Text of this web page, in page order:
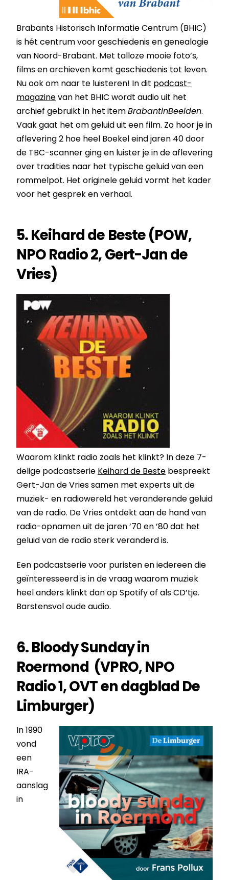
Brabants Historisch Informatie Centrum (BHIC)
is hét centrum voor geschiedenis en genealogie
van Noord-Brabant. Met talloze mooie foto’s,
films en archieven komt geschiedenis tot leven.
Nu ook om naar te luisteren! In dit podcast-
magazinevan het BHIC wordt audio uit het
archief gebruikt in het itemBrabantinBeelden.
Vaak gaat het om geluid uit een film. Zo hoor je in
aflevering 2 hoe heel Boekel eind jaren 40 door
de TBC-scanner ging en luister je in de aflevering
over tradities naar het typische geluid van een
rommelpot. Het originele geluid vormt het kader
voor het gesprek en verhaal.
5. Keihard de Beste (POW,
NPO Radio 2, Gert-Jan de
Vries)
Waarom klinkt radio zoals het klinkt? In deze 7-
delige podcastserie Keihard de Beste bespreekt
Gert-Jan de Vries samen met experts uit de
muziek- en radiowereld het veranderende geluid
van de radio. De Vries ontdekt aan de hand van
radio-opnamen uit de jaren ’70 en ’80 dat het
geluid van de radio sterk veranderd is.
Een podcastserie voor puristen en iedereen die
geïnteresseerd is in de vraag waarom muziek
heel anders klinkt dan op Spotify of als CD’tje.
Barstensvol oude audio.
6. Bloody Sunday in
Roermond (VPRO, NPO
Radio 1, OVT en dagblad De
Limburger)
In 1990
vond
een
IRA-
aanslag
in